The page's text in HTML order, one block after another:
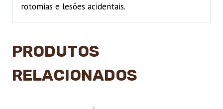
rotomias e lesões acidentais.
PRODUTOS
RELACIONADOS